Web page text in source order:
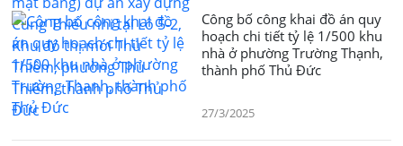
Thủ Đức
Công bố công khai đồ án quy
hoạch chi tiết tỷ lệ 1/500 khu
nhà ở phường Trường Thạnh,
thành phố Thủ Đức
27/3/2025